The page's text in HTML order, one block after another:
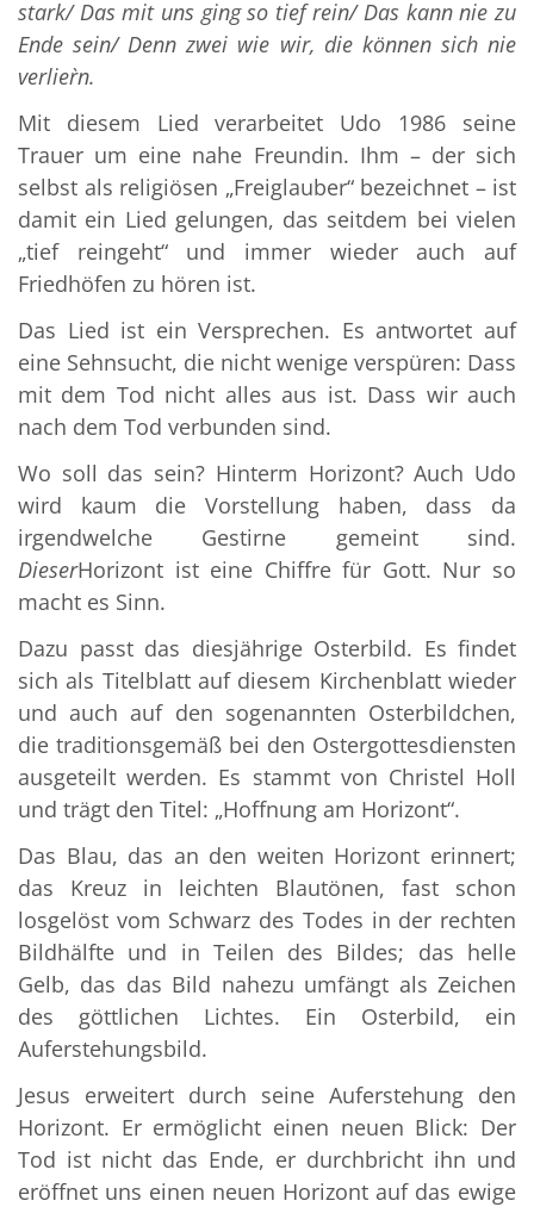
stark/ Das mit uns ging so tief rein/ Das kann nie zu
Ende sein/ Denn zwei wie wir, die können sich nie
verlier`n.
Mit diesem Lied verarbeitet Udo 1986 seine
Trauer um eine nahe Freundin. Ihm – der sich
selbst als religiösen „Freiglauber“ bezeichnet – ist
damit ein Lied gelungen, das seitdem bei vielen
„tief reingeht“ und immer wieder auch auf
Friedhöfen zu hören ist.
Das Lied ist ein Versprechen. Es antwortet auf
eine Sehnsucht, die nicht wenige verspüren: Dass
mit dem Tod nicht alles aus ist. Dass wir auch
nach dem Tod verbunden sind.
Wo soll das sein? Hinterm Horizont? Auch Udo
wird kaum die Vorstellung haben, dass da
irgendwelche Gestirne gemeint sind.
DieserHorizont ist eine Chiffre für Gott. Nur so
macht es Sinn.
Dazu passt das diesjährige Osterbild. Es findet
sich als Titelblatt auf diesem Kirchenblatt wieder
und auch auf den sogenannten Osterbildchen,
die traditionsgemäß bei den Ostergottesdiensten
ausgeteilt werden. Es stammt von Christel Holl
und trägt den Titel: „Hoffnung am Horizont“.
Das Blau, das an den weiten Horizont erinnert;
das Kreuz in leichten Blautönen, fast schon
losgelöst vom Schwarz des Todes in der rechten
Bildhälfte und in Teilen des Bildes; das helle
Gelb, das das Bild nahezu umfängt als Zeichen
des göttlichen Lichtes. Ein Osterbild, ein
Auferstehungsbild.
Jesus erweitert durch seine Auferstehung den
Horizont. Er ermöglicht einen neuen Blick: Der
Tod ist nicht das Ende, er durchbricht ihn und
eröffnet uns einen neuen Horizont auf das ewige